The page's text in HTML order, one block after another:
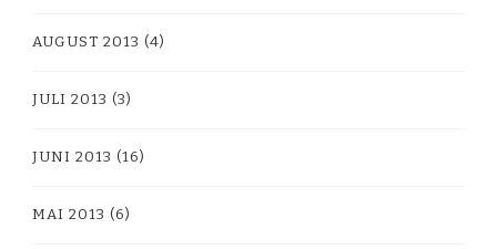
AUGUST 2013 (4)
JULI 2013 (3)
JUNI 2013 (16)
MAI 2013 (6)